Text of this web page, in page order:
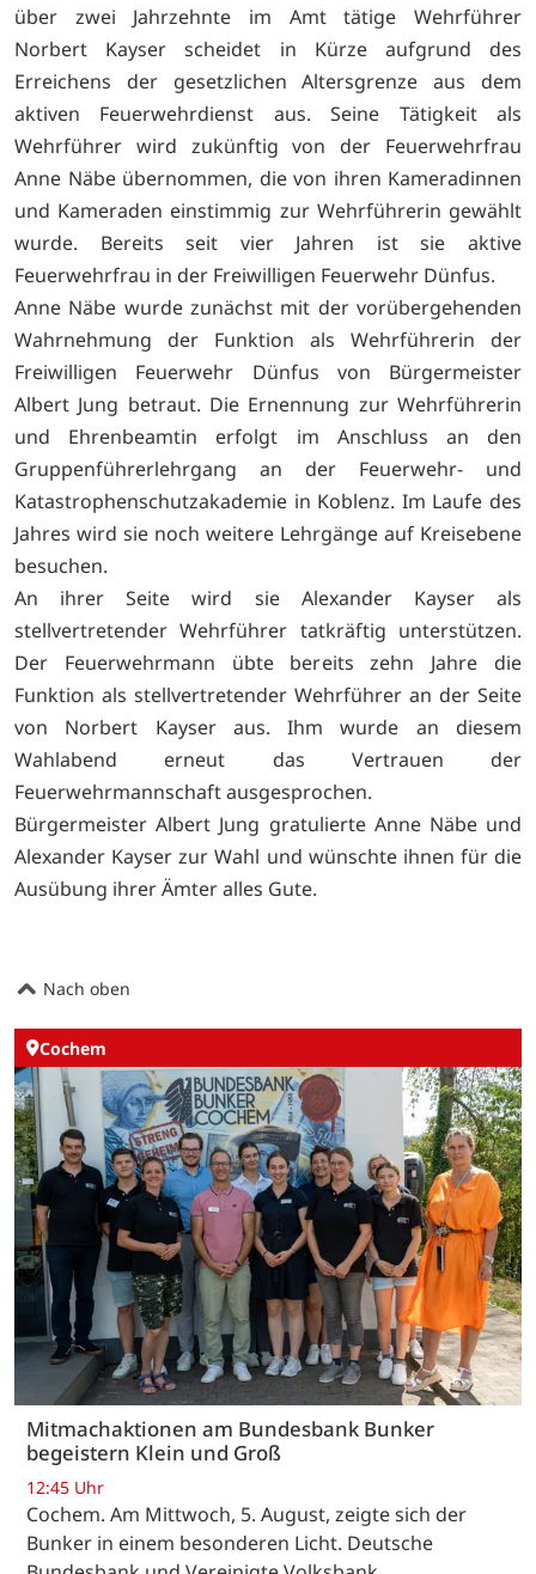
über zwei Jahrzehnte im Amt tätige Wehrführer
Norbert Kayser scheidet in Kürze aufgrund des
Erreichens der gesetzlichen Altersgrenze aus dem
aktiven Feuerwehrdienst aus. Seine Tätigkeit als
Wehrführer wird zukünftig von der Feuerwehrfrau
Anne Näbe übernommen, die von ihren Kameradinnen
und Kameraden einstimmig zur Wehrführerin gewählt
wurde. Bereits seit vier Jahren ist sie aktive
Feuerwehrfrau in der Freiwilligen Feuerwehr Dünfus.
Anne Näbe wurde zunächst mit der vorübergehenden
Wahrnehmung der Funktion als Wehrführerin der
Freiwilligen Feuerwehr Dünfus von Bürgermeister
Albert Jung betraut. Die Ernennung zur Wehrführerin
und Ehrenbeamtin erfolgt im Anschluss an den
Gruppenführerlehrgang an der Feuerwehr- und
Katastrophenschutzakademie in Koblenz. Im Laufe des
Jahres wird sie noch weitere Lehrgänge auf Kreisebene
besuchen.
An ihrer Seite wird sie Alexander Kayser als
stellvertretender Wehrführer tatkräftig unterstützen.
Der Feuerwehrmann übte bereits zehn Jahre die
Funktion als stellvertretender Wehrführer an der Seite
von Norbert Kayser aus. Ihm wurde an diesem
Wahlabend erneut das Vertrauen der
Feuerwehrmannschaft ausgesprochen.
Bürgermeister Albert Jung gratulierte Anne Näbe und
Alexander Kayser zur Wahl und wünschte ihnen für die
Ausübung ihrer Ämter alles Gute.
Nach oben
Cochem
Mitmachaktionen am Bundesbank Bunker
begeistern Klein und Groß
12:45 Uhr
Cochem. Am Mittwoch, 5. August, zeigte sich der
Bunker in einem besonderen Licht. Deutsche